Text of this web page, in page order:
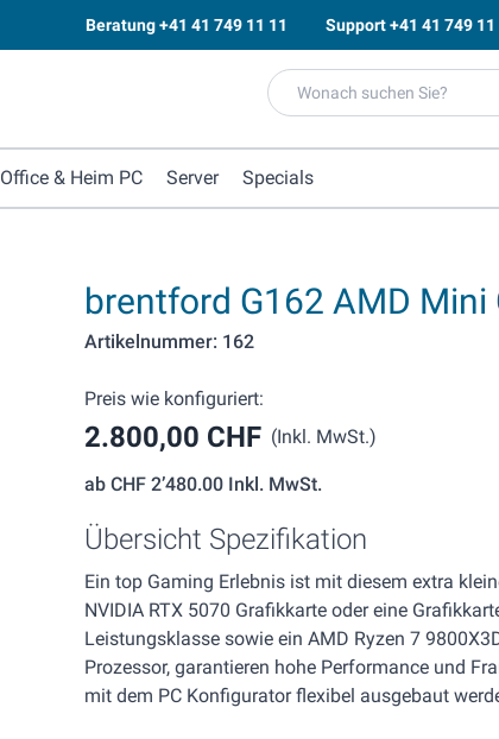
Beratung+41 41 749 11 11 Support+41 41 749 11
Office & Heim PC Server Specials
brentford G162 AMD Mini
Artikelnummer: 162
Preis wie konfiguriert:
2.800,00 CHF (Inkl. MwSt.)
ab CHF 2’480.00Inkl. MwSt.
Übersicht Spezifikation
Ein top Gaming Erlebnis ist mit diesem extra
NVIDIA RTX 5070 Grafikkarte oder eine
Leistungsklasse sowie ein AMD Ryzen 7
Prozessor, garantieren hohe Performance und
mit dem PC Konfigurator flexibel ausgebaut